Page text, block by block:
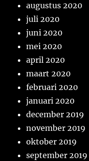
augustus 2020
juli 2020
juni 2020
mei 2020
april 2020
maart 2020
februari 2020
januari 2020
december 2019
november 2019
oktober 2019
september 2019